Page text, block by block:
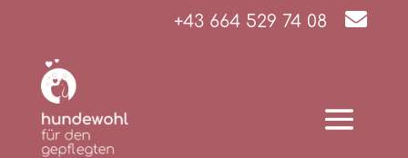
+43 664 529 74 08 